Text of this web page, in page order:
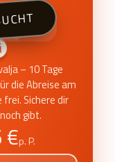
– 10 Tage
die Abreise am
frei. Sichere dir
gibt.
€p. P.